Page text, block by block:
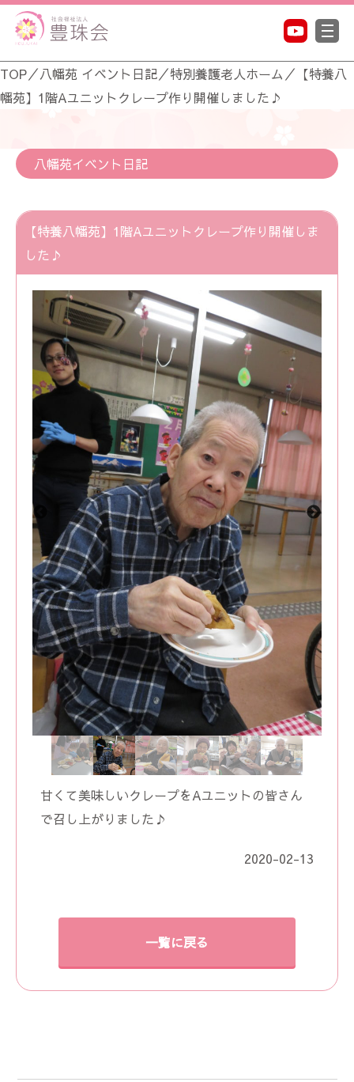
TOP／八幡苑 イベント日記／特別養護老人ホーム ／ 【特養八
幡苑】1階Aユニットクレープ作り開催しました♪
八幡苑イベント日記
【特養八幡苑】1階Aユニットクレープ作り開催しま
した♪
甘くて美味しいクレープをAユニットの皆さん
で召し上がりました♪
2020-02-13
一覧に戻る